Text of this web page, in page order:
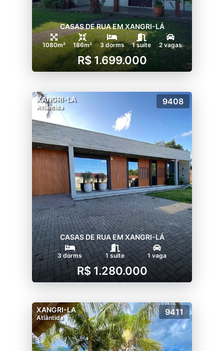
CASAS DE RUA EM XANGRI-LÁ
1080m² 186m² 3 dorms 1 suíte 2 vagas
R$ 1.699.000
XANGRI-LA
Atlântida
9408
CASAS DE RUA EM XANGRI-LÁ
3 dorms 1 suíte 1 vaga
R$ 1.280.000
XANGRI-LA
Atlântida
9411